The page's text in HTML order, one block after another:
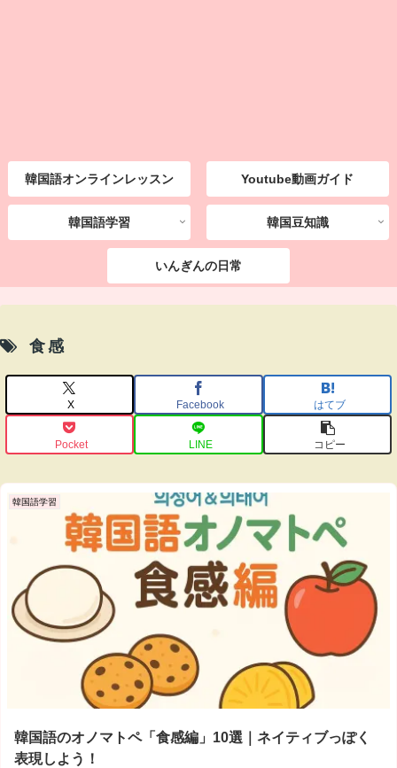
韓国語オンラインレッスン Youtube動画ガイド
韓国語学習 韓国豆知識
いんぎんの日常
食感
X Facebook はてブ
Pocket LINE コピー
韓国語学習
韓国語のオノマトペ「食感編」10選｜ネイティブっぽく
表現しよう！